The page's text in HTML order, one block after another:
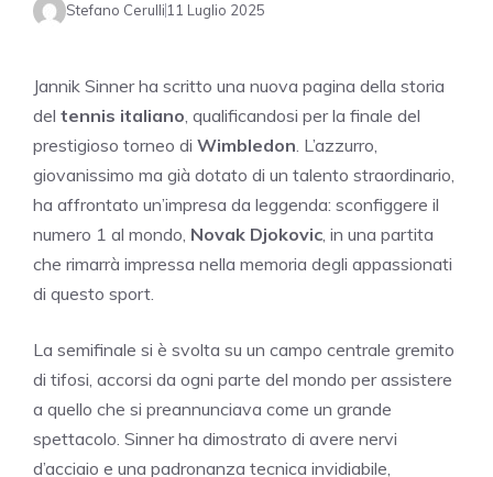
Stefano Cerulli11 Luglio 2025
Jannik Sinner ha scritto una nuova pagina della storia
del tennis italiano , qualificandosi per la finale del
prestigioso torneo di Wimbledon . L’azzurro,
giovanissimo ma già dotato di un talento straordinario,
ha affrontato un’impresa da leggenda: sconfiggere il
numero 1 al mondo, Novak Djokovic , in una partita
che rimarrà impressa nella memoria degli appassionati
di questo sport.
La semifinale si è svolta su un campo centrale gremito
di tifosi, accorsi da ogni parte del mondo per assistere
a quello che si preannunciava come un grande
spettacolo. Sinner ha dimostrato di avere nervi
d’acciaio e una padronanza tecnica invidiabile,